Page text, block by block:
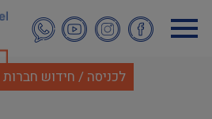
לתוכן
העיקרי
לכניסה / חידוש